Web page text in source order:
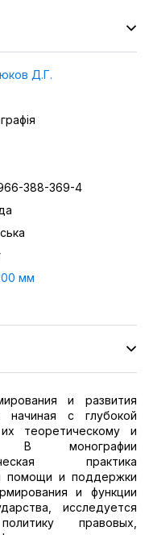
Д.Г.
388-369-4
мм
и развития
начиная с глубокой
теоретическому и
В монографии
практика
помощи и поддержки
и функции
исследуется
правовых,